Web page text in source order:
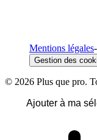
Mentions légales-
Gestion des
© 2026 Plus que pro.
Ajouter à ma